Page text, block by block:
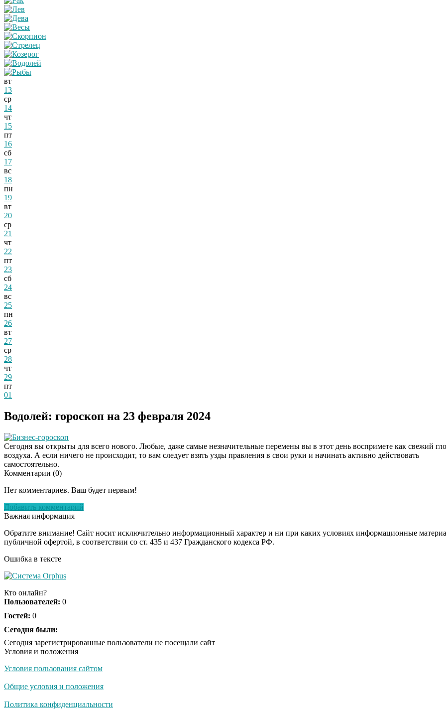
вт
13
ср
14
чт
15
пт
16
сб
17
вс
18
пн
19
вт
20
ср
21
чт
22
пт
23
сб
24
вс
25
пн
26
вт
27
ср
28
чт
29
пт
01
Водолей: гороскоп на 23 февраля 2024
Бизнес-гороскоп
Сегодня вы открыты для всего нового. Любые, даже самые незначительные перемены вы в этот день воспримете как свежий
воздуха. А если ничего не происходит, то вам следует взять узды правления в свои руки и начинать активно действовать
самостоятельно.
Комментарии (0)
Нет комментариев. Ваш будет первым!
Добавить комментарий
Важная информация
Обратите внимание! Сайт носит исключительно информационный характер и ни при каких условиях информационные
публичной офертой, в соответствии со ст. 435 и 437 Гражданского кодекса РФ.
Ошибка в тексте
Кто онлайн?
Пользователей: 0
Гостей: 0
Сегодня были:
Сегодня зарегистрированные пользователи не посещали сайт
Условия и положения
Условия пользования сайтом
Общие условия и положения
Политика конфиденциальности